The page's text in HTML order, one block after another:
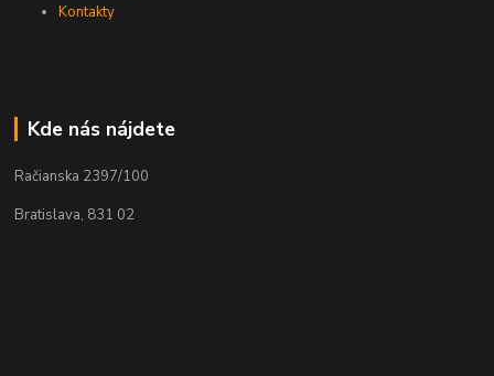
Kontakty
Kde nás nájdete
Račianska 2397/100
Bratislava, 831 02